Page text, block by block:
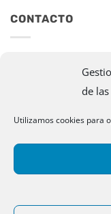
de
Utilizamos cookies para
CONTACTO
948 234 436 – 623